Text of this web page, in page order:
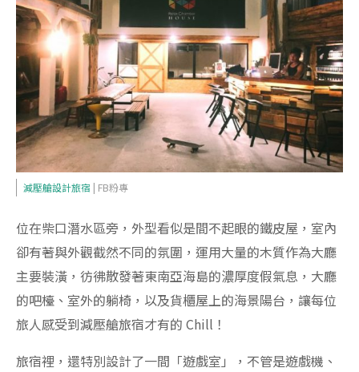
減壓艙設計旅宿 | FB粉專
位在柴口潛水區旁，外型看似是間不起眼的鐵皮屋，室內
卻有著與外觀截然不同的氛圍，運用大量的木質作為大廳
主要裝潢，彷彿散發著東南亞海島的濃厚度假氣息，大廳
的吧檯、室外的躺椅，以及貨櫃屋上的海景陽台，讓每位
旅人感受到減壓艙旅宿才有的 Chill！
旅宿裡，還特別設計了一間「遊戲室」，不管是遊戲機、